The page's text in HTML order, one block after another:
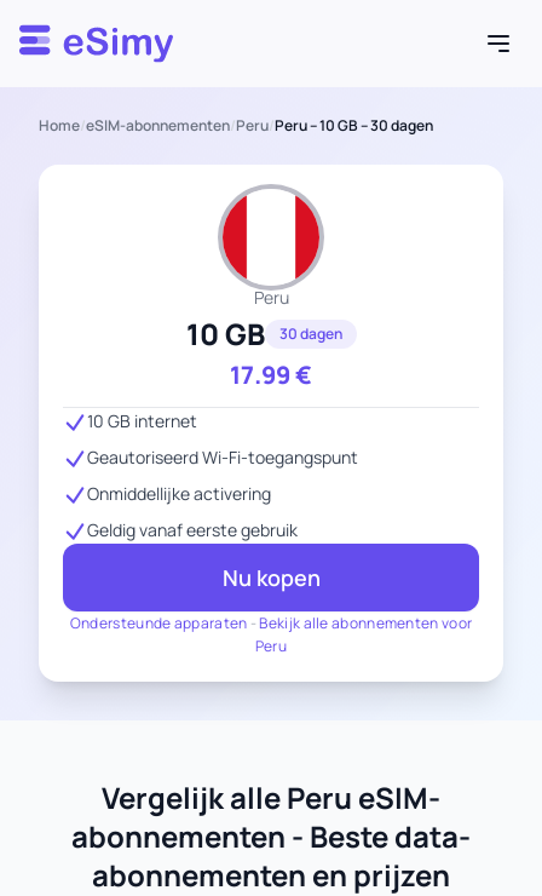
Esimy
Home/eSIM-abonnementen/Peru/Peru – 10 GB – 30 dagen
Peru
10 GB 30 dagen
17.99€
Ondersteunde apparaten -Bekijk alle abonnementen voor
Peru
10 GB internet
Geautoriseerd Wi-Fi-toegangspunt
Onmiddellijke activering
Geldig vanaf eerste gebruik
Nu kopen
Vergelijk alle Peru eSIM-
abonnementen - Beste data-
abonnementen en prijzen